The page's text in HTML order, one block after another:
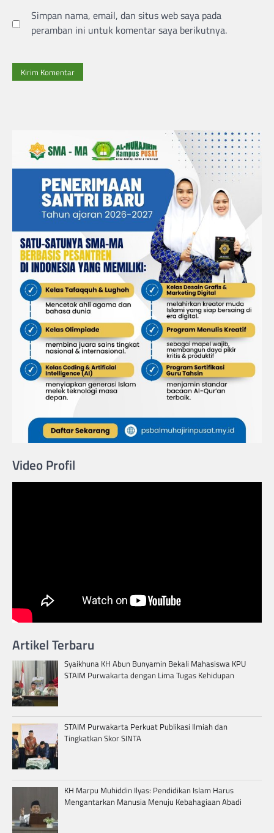
Simpan nama, email, dan situs web saya pada
peramban ini untuk komentar saya berikutnya.
Video Profil
Artikel Terbaru
Syaikhuna KH Abun Bunyamin Bekali Mahasiswa KPU
STAIM Purwakarta dengan Lima Tugas Kehidupan
STAIM Purwakarta Perkuat Publikasi Ilmiah dan
Tingkatkan Skor SINTA
KH Marpu Muhiddin Ilyas: Pendidikan Islam Harus
Mengantarkan Manusia Menuju Kebahagiaan Abadi